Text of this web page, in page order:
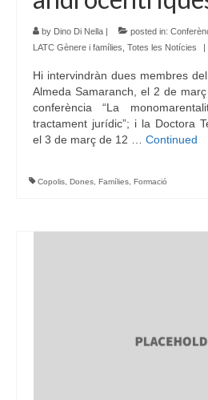
by Dino Di Nella posted in:
LATC Gènere i famílies Totes les Notícies
Hi intervindràn dues membres
Almeda Samaranch, el 2 de
conferència “La
tractament jurídic”; i la Doctora
el 3 de març de 12 … Continued
Copolis, Dones, Famílies, Formació